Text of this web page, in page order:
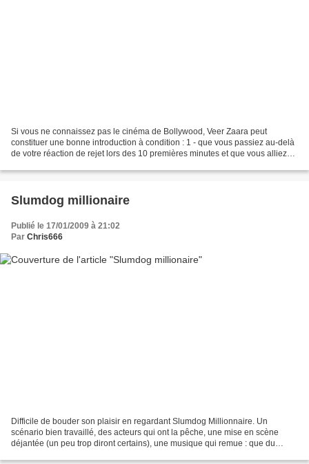
Si vous ne connaissez pas le cinéma de Bollywood, Veer Zaara peut
constituer une bonne introduction à condition : 1 - que vous passiez au-delà
de votre réaction de rejet lors des 10 premières minutes et que vous alliez
Slumdog millionaire
Publié le 17/01/2009 à 21:02
Par Chris666
Difficile de bouder son plaisir en regardant Slumdog Millionnaire. Un
scénario bien travaillé, des acteurs qui ont la pêche, une mise en scène
déjantée (un peu trop diront certains), une musique qui remue : que du